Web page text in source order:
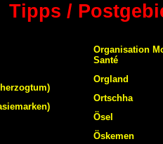
Tipps /
Organisation
Santé
Orgland
Ortschha
Ösel
Öskemen